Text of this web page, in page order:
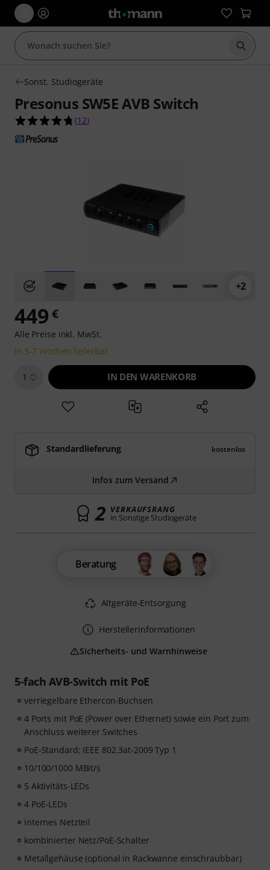
Suche
Sonst. Studiogeräte
Presonus SW5E AVB Switch
4.8 von 5 Sternen aus 12 Kundenbewertungen
(12)
+2
5-fach AVB-Switch mit PoE
verriegelbare Ethercon-Buchsen
4 Ports mit PoE (Power over Ethernet) sowie ein Port zum
Anschluss weiterer Switches
PoE-Standard: IEEE 802.3at-2009 Typ 1
10/100/1000 MBit/s
5 Aktivitäts-LEDs
4 PoE-LEDs
internes Netzteil
kombinierter Netz/PoE-Schalter
Metallgehäuse (optional in Rackwanne einschraubbar)
449 €
Alle Preise inkl. MwSt.
In 5-7 Wochen lieferbar
1 IN DEN WARENKORB
Standardlieferung kostenlos
Infos zum Versand
2 VERKAUFSRANG
in Sonstige Studiogeräte
Beratung
Altgeräte-Entsorgung
Herstellerinformationen
Sicherheits- und Warnhinweise